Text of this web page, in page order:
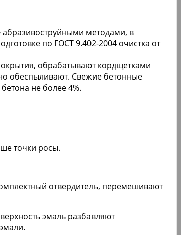
абразивоструйными методами, в
по ГОСТ 9.402-2004 очистка от
обрабатывают кордщетками
обеспыливают. Свежие бетонные
не более 4%.
точки росы.
отвердитель, перемешивают
эмаль разбавляют